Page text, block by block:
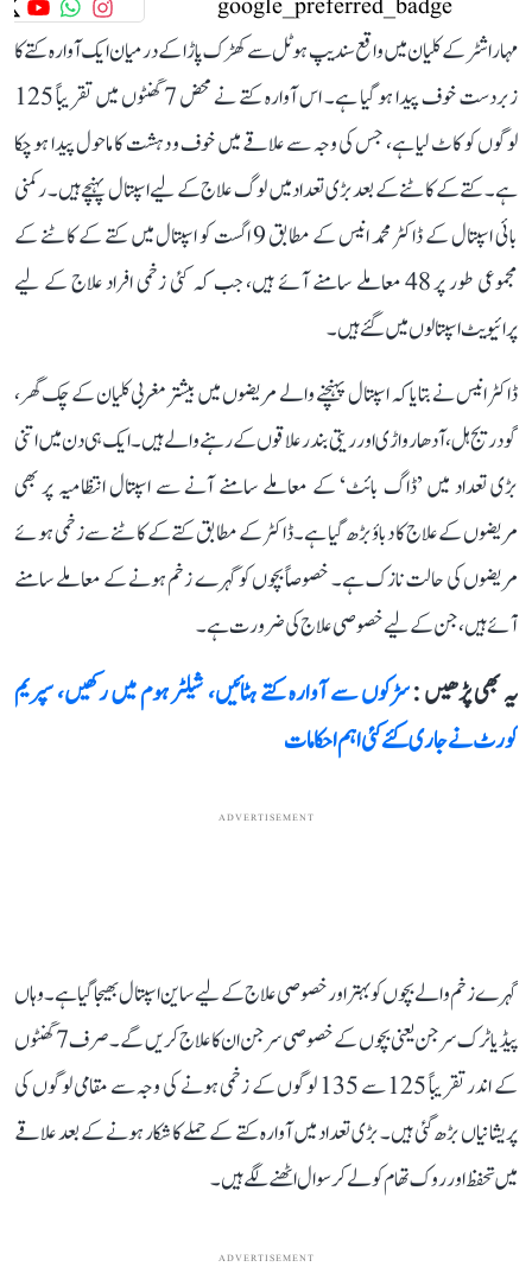
مہاراشٹر کے کلیان میں واقع سندیپ ہوٹل سے کھڑک پاڑا کے درمیان ایک آوارہ کتے کا
زبردست خوف پیدا ہو گیا ہے۔ اس آوارہ کتے نے محض 7 گھنٹوں میں تقریباً 125
لوگوں کو کاٹ لیا ہے، جس کی وجہ سے علاقے میں خوف و دہشت کا ماحول پیدا ہو چکا
ہے۔ کتے کے کاٹنے کے بعد بڑی تعداد میں لوگ علاج کے لیے اسپتال پہنچے ہیں۔ رکمنی
بائی اسپتال کے ڈاکٹر محمد انیس کے مطابق 9 اگست کو اسپتال میں کتے کے کاٹنے کے
مجموعی طور پر 48 معاملے سامنے آئے ہیں، جب کہ کئی زخمی افراد علاج کے لیے
پرائیویٹ اسپتالوں میں گئے ہیں۔
ڈاکٹر انیس نے بتایا کہ اسپتال پہنچنے والے مریضوں میں بیشتر مغربی کلیان کے چک گھر،
گودریج ہل، آدھارواڑی اور ریتی بندر علاقوں کے رہنے والے ہیں۔ ایک ہی دن میں اتنی
بڑی تعداد میں ’ڈاگ بائٹ‘ کے معاملے سامنے آنے سے اسپتال انتظامیہ پر بھی
مریضوں کے علاج کا دباؤ بڑھ گیا ہے۔ ڈاکٹر کے مطابق کتے کے کاٹنے سے زخمی ہوئے
مریضوں کی حالت نازک ہے۔ خصوصاً بچوں کو گہرے زخم ہونے کے معاملے سامنے
آئے ہیں، جن کے لیے خصوصی علاج کی ضرورت ہے۔
یہ بھی پڑھیں :سڑکوں سے آوارہ کتے ہٹائیں، شیلٹر ہوم میں رکھیں، سپریم
کورٹ نے جاری کئے کئی اہم احکامات
ADVERTISEMENT
گہرے زخم والے بچوں کو بہتر اور خصوصی علاج کے لیے ساین اسپتال بھیجا گیا ہے۔ وہاں
پیڈیاٹرک سرجن یعنی بچوں کے خصوصی سرجن ان کا علاج کریں گے۔ صرف 7 گھنٹوں
کے اندر تقریباً 125 سے 135 لوگوں کے زخمی ہونے کی وجہ سے مقامی لوگوں کی
پریشانیاں بڑھ گئی ہیں۔ بڑی تعداد میں آوارہ کتے کے حملے کا شکار ہونے کے بعد علاقے
میں تحفظ اور روک تھام کو لے کر سوال اٹھنے لگے ہیں۔
ADVERTISEMENT